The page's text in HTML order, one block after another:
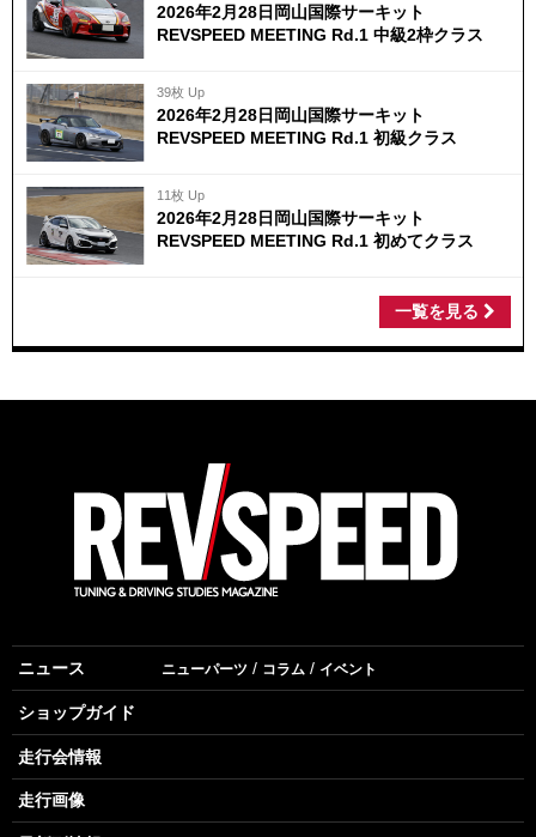
2026年2月28日岡山国際サーキット
REVSPEED MEETING Rd.1 中級2枠クラス
39枚 Up
2026年2月28日岡山国際サーキット
REVSPEED MEETING Rd.1 初級クラス
11枚 Up
2026年2月28日岡山国際サーキット
REVSPEED MEETING Rd.1 初めてクラス
一覧を見る
ニュース ニューパーツ コラム イベント
ショップガイド
走行会情報
走行画像